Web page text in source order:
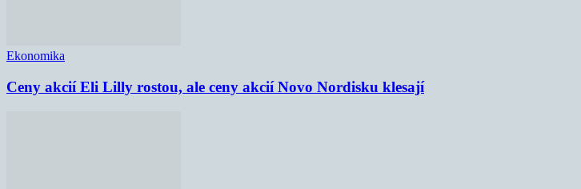
Ekonomika
Ceny akcií Eli Lilly rostou, ale ceny akcií Novo Nordisku klesají